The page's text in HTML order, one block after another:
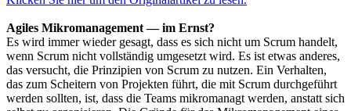
Agiles Mikromanagement — im Ernst?
Es wird immer wieder gesagt, dass es sich nicht um Scrum handelt,
wenn Scrum nicht vollständig umgesetzt wird. Es ist etwas anderes,
das versucht, die Prinzipien von Scrum zu nutzen. Ein Verhalten,
das zum Scheitern von Projekten führt, die mit Scrum durchgeführt
werden sollten, ist, dass die Teams mikromanagt werden, anstatt sich